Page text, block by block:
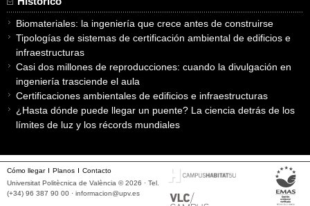
Biomateriales: la ingeniería que crece antes de construirse
Tipologías de sistemas de certificación ambiental de edificios e
infraestructuras
Casi dos millones de reproducciones: cuando la divulgación en
ingeniería trasciende el aula
Certificaciones ambientales de edificios e infraestructuras
¿Hasta dónde puede llegar un puente? La ciencia detrás de los
límites de luz y los récords mundiales
Cómo llegar Planos
Contacto
Universitat Politècnica de València © 2026 · Tel.
(+34) 96 387 90 00 · informacion@upv.es